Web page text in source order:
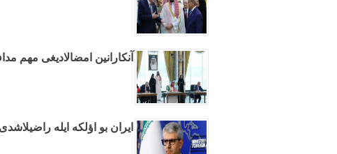
آنکارانین امضالادیغی مهم
ایران بو اؤلکه ایله